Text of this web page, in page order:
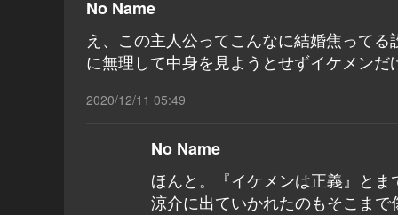
No Name
え、この主人公ってこんなに結婚焦って
に無理して中身を見ようとせずイケメン
2020/12/11 05:49
No Name
ほんと。『イケメンは正義』と
涼介に出ていかれたのもそこま